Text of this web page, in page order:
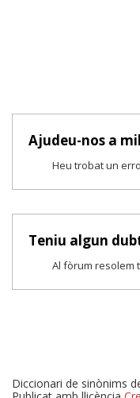
Ajudeu-nos a
Heu trobat un
Teniu algun
Al fòrum resolem
Diccionari de sinònims